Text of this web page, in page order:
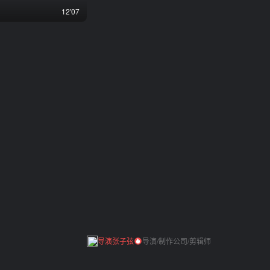
12'07
导演张子弦 导演/制作公司/剪辑师